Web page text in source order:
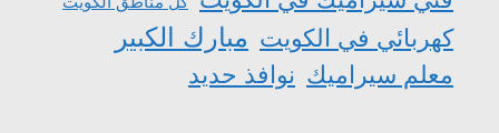
كهربائي في الكويت مبارك الكبير
معلم سيراميك نوافذ حديد